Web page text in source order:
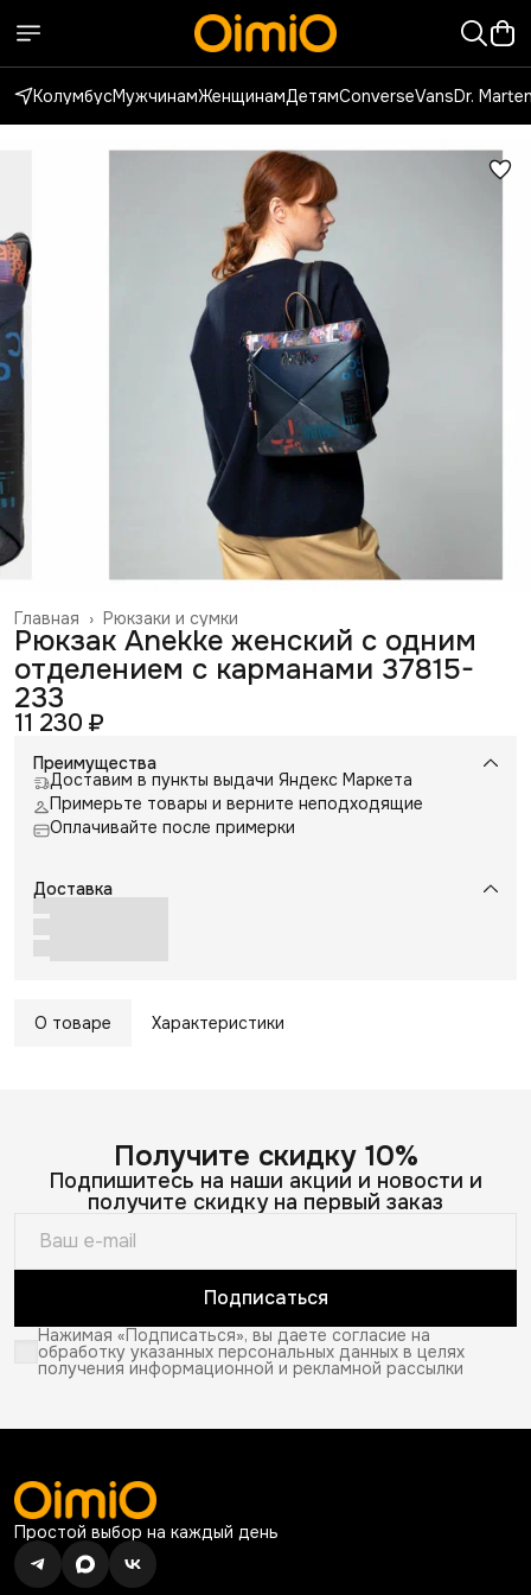
КолумбусМужчинамЖенщинамДетямConverseVansDr.
Рюкзаки и сумки
Главная ›
Рюкзак Anekke женский с одним
отделением с карманами 37815-
233
11 230 ₽
Преимущества
Доставим в пункты выдачи Яндекс Маркета
Примерьте товары и верните неподходящие
Оплачивайте после примерки
Доставка
О товаре Характеристики
Получите скидку 10%
Подпишитесь на наши акции и новости и
получите скидку на первый заказ
Подписаться
Нажимая «Подписаться», вы даете согласие на
обработку указанных персональных данных в целях
получения информационной и рекламной рассылки
Простой выбор на каждый день